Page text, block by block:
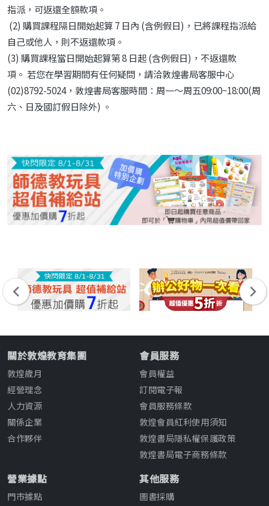
指派，可返還全額款項。
(2) 購買課程隔日開始起算 7 日內 (含例假日)，已將課程指派給
自己或他人，則不返還款項。
(3) 購買課程當日開始起算第 8 日起 (含例假日)，不返還款
項。 若您在學習期間有任何疑問，請洽敦煌書局客服中心
(02)8792-5024，敦煌書局客服時間：周一～周五09:00~18:00(周
六、日及國訂假日除外) 。
關於敦煌教育集團
敦煌歲月
經營理念
人力資源
關係企業
合作夥伴
會員服務
會員權益
訂閱電子報
會員服務條款
敦煌會員紅利使用須知
敦煌書局隱私權保護政策
敦煌書局電子商務條款
營業據點
門市據點
其他服務
圖書採購